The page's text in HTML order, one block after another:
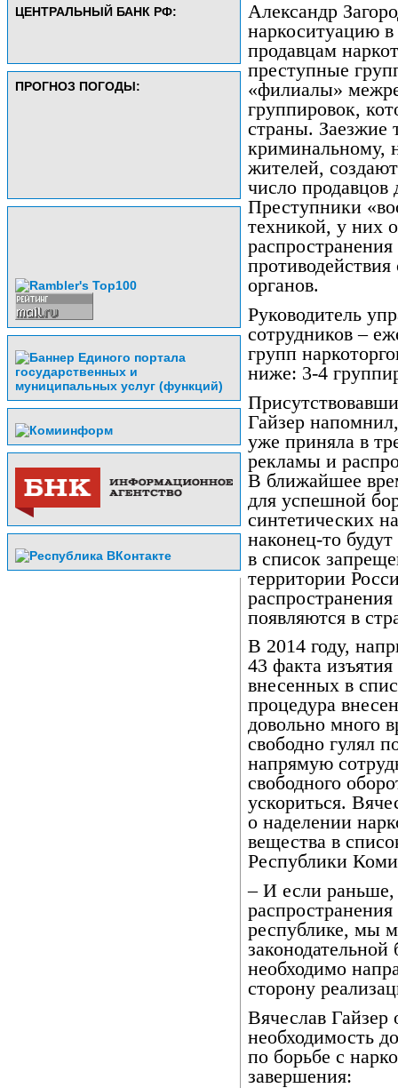
ЦЕНТРАЛЬНЫЙ БАНК РФ:
ПРОГНОЗ ПОГОДЫ:
Александр
наркоситуацию
продавцам
преступные
«филиалы»
группировок,
страны. Заезжие
криминальному,
жителей,
число
Преступники
техникой, у них
органов.
Руководитель
сотрудников –
групп
ниже: 3-4
Гайзер
уже приняла в
рекламы и
В ближайшее
для успешной
синтетических
наконец-то
в список
территории
появляются в
В 2014 году,
43 факта
внесенных в
процедура
довольно много
свободно гулял
напрямую
свободного
ускориться.
о наделении
вещества в
Республики
– И если раньше,
республике, мы
необходимо
сторону
Вячеслав Гайзер
необходимость
по борьбе с
завершения: